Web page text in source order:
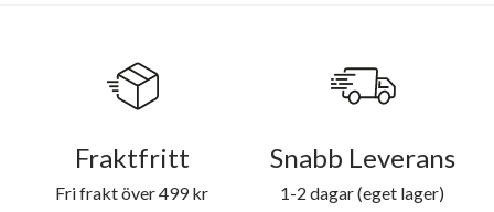
Fraktfritt
Fri frakt över 499 kr
Snabb Leverans
1-2 dagar (eget lager)